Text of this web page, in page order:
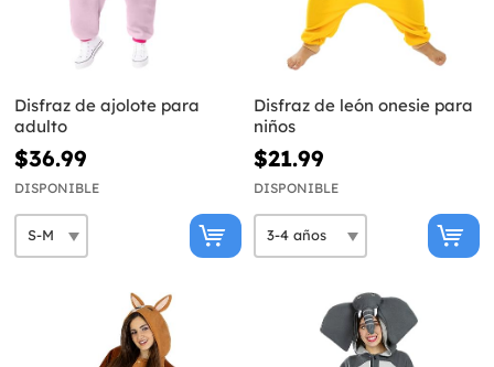
Disfraz de ajolote para
adulto
$36.99
DISPONIBLE
Disfraz de león onesie para
niños
$21.99
DISPONIBLE